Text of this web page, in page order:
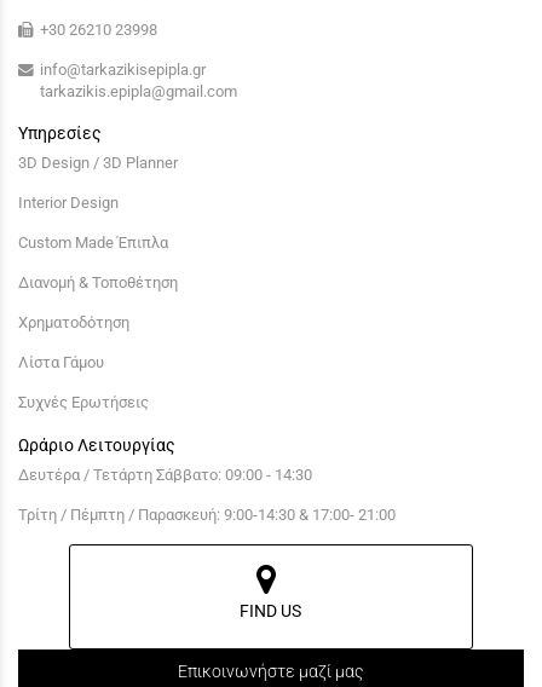
+30 26210 23998
info@tarkazikisepipla.gr
tarkazikis.epipla@gmail.com
Υπηρεσίες
3D Design / 3D Planner
Interior Design
Custom Made Έπιπλα
Διανομή & Τοποθέτηση
Χρηματοδότηση
Λίστα Γάμου
Συχνές Ερωτήσεις
Ωράριο Λειτουργίας
Δευτέρα / Τετάρτη Σάββατο: 09:00 - 14:30
Τρίτη / Πέμπτη / Παρασκευή: 9:00-14:30 & 17:00- 21:00
FIND US
Επικοινωνήστε μαζί μας